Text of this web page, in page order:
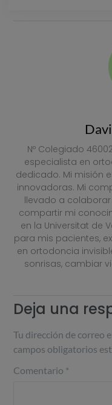
Nº Colegiado
especialista en
dedicado. Mi misión
innovadoras. Mi
llevado a
compartir mi
en la Universitat de
para mis pacientes,
en ortodoncia
sonrisas, cambiar
Deja una
Tu dirección de correo
campos obligatorios
Comentario *